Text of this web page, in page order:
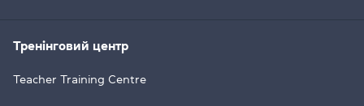
Тренінговий центр
Teacher Training Centre